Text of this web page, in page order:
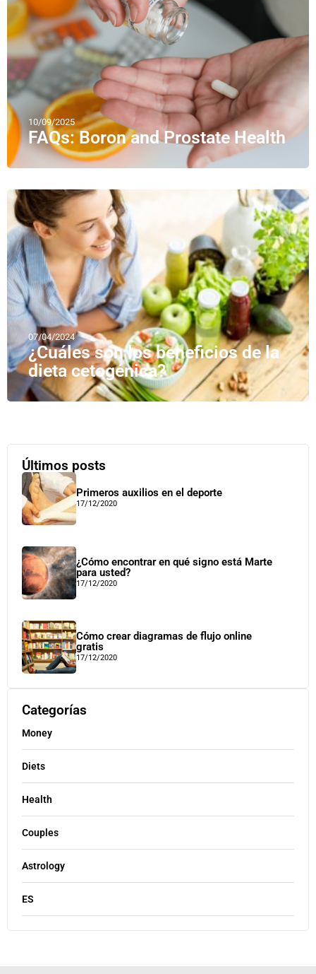
10/09/2025
FAQs: Boron and Prostate Health
07/04/2024
¿Cuáles son los beneficios de la
dieta cetogénica?
Últimos posts
Primeros auxilios en el deporte
17/12/2020
¿Cómo encontrar en qué signo está Marte
para usted?
17/12/2020
Cómo crear diagramas de flujo online
gratis
17/12/2020
Categorías
Money
Diets
Health
Couples
Astrology
ES